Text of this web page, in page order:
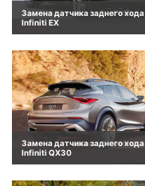
Замена датчика заднего хода
Infiniti EX
Замена датчика заднего хода
Infiniti QX30